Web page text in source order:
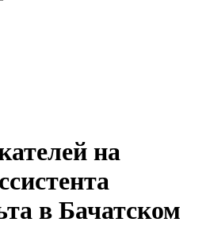
на
в Бачатском